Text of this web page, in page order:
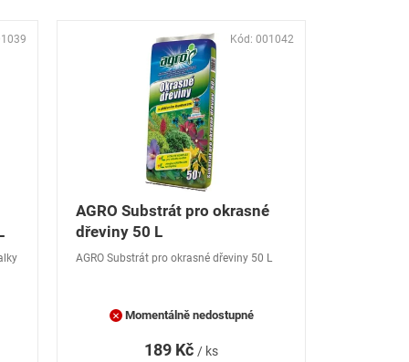
AGRO Substrát pro okrasné
dřeviny 50 L
189 Kč / ks
AGRO Substrát pro okrasné dřeviny 50 L
Momentálně nedostupné
Kód: 001042